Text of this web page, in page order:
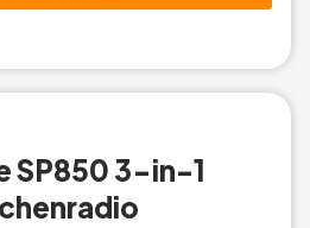
SP850 3-in-1